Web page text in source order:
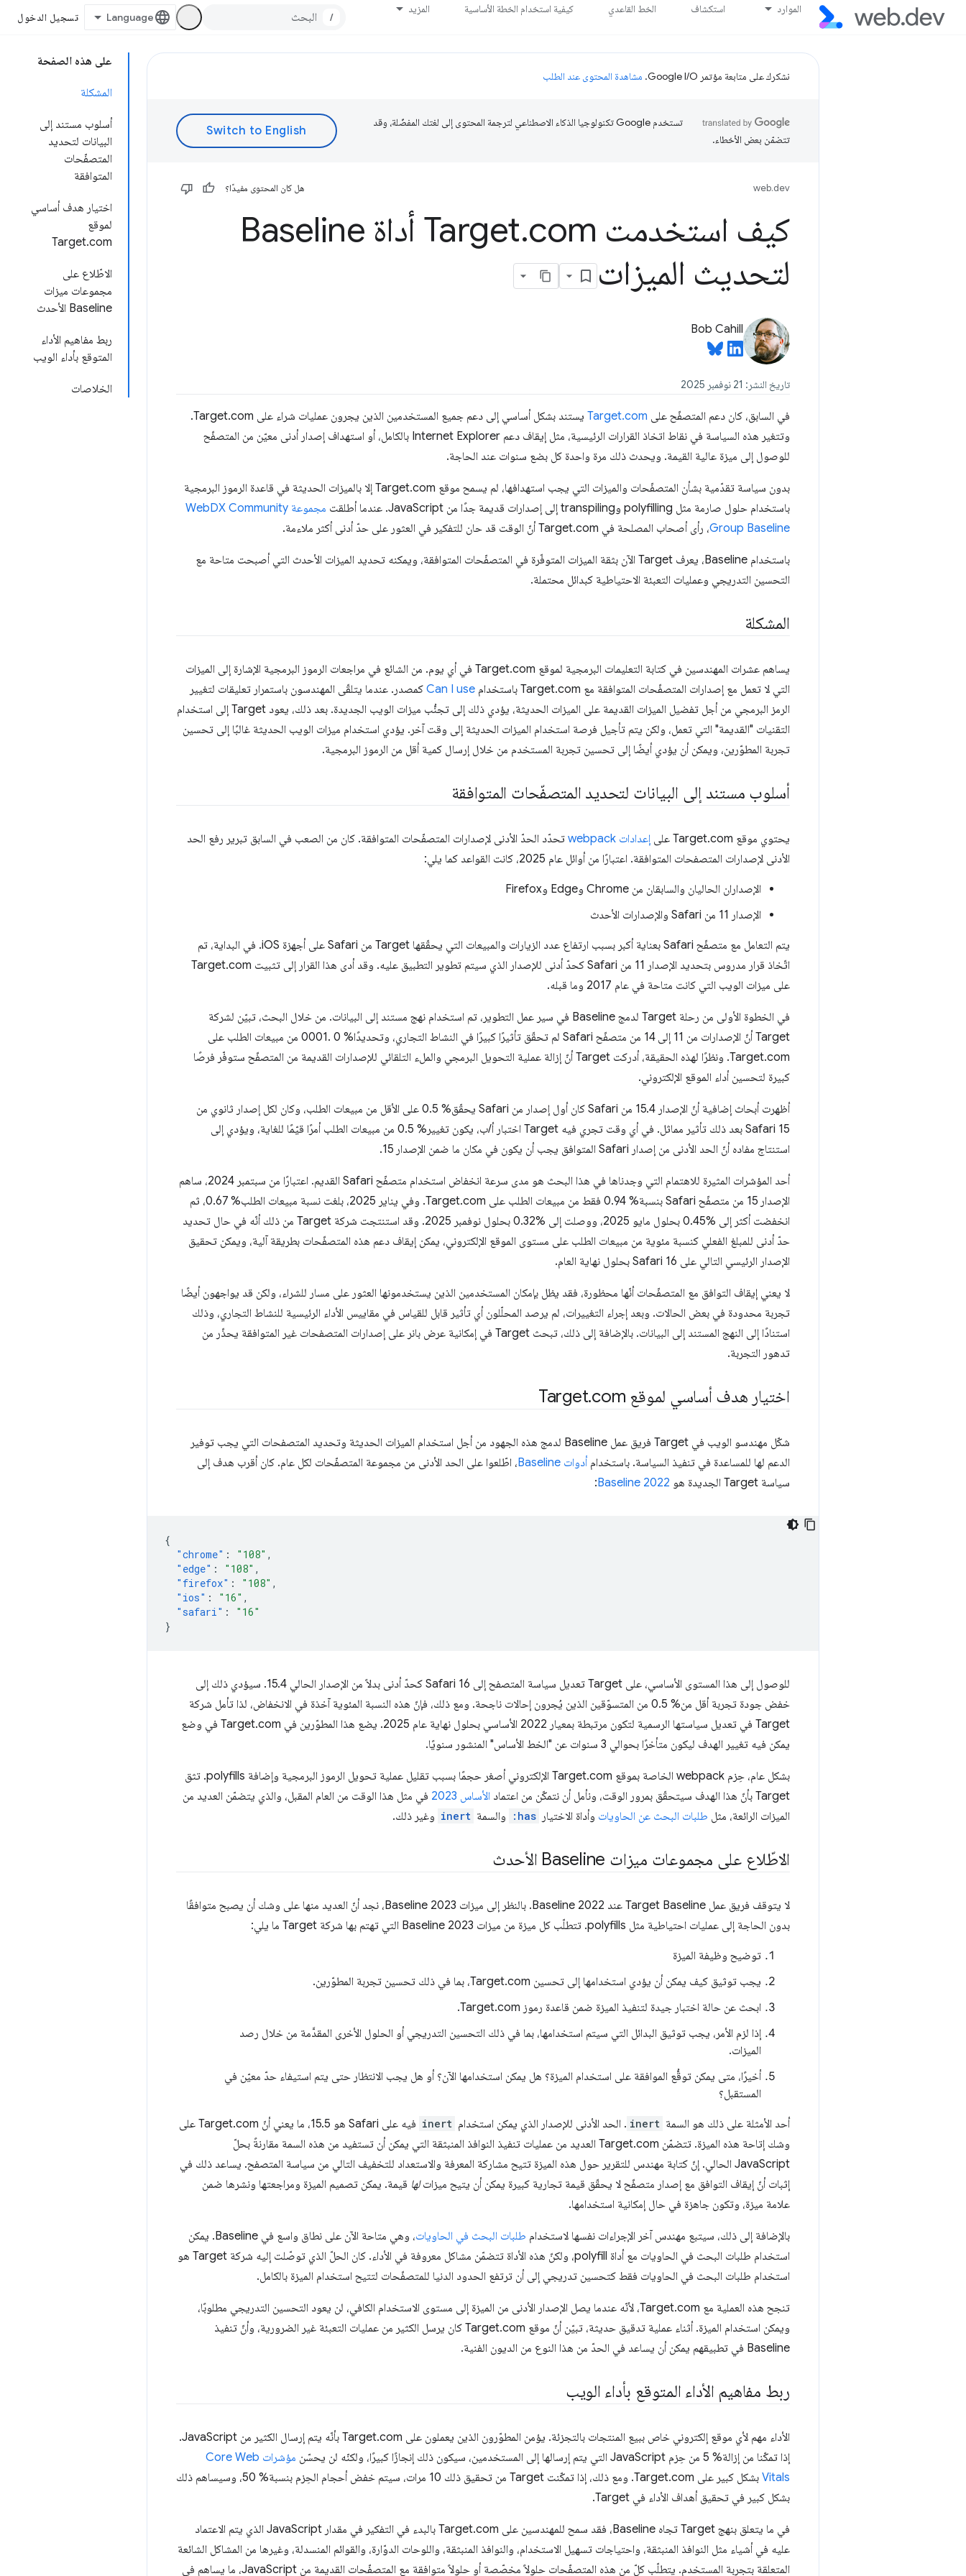
الموارد استكشاف الخط القاعدي كيفية استخدام الخطة الأساسية المزيد
/ تسجيل الدخول
على هذه الصفحة
المشكلة
أسلوب مستند إلى
البيانات لتحديد
المتصفّحات
المتوافقة
اختيار هدف أساسي
لموقع
Target.com
الاطّلاع على
مجموعات ميزات
Baseline الأحدث
ربط مفاهيم الأداء
المتوقع بأداء الويب
الخلاصات
نشكرك على متابعة مؤتمر Google I/O. مشاهدة المحتوى عند الطلب
تستخدم Google تكنولوجيا الذكاء الاصطناعي لترجمة المحتوى إلى لغتك المفضّلة، وقد
تتضمّن بعض الأخطاء.
web.dev هل كان المحتوى مفيدًا؟
كيف استخدمت Target .
com أداة Baseline
لتحديث الميزات
Bob Cahill
تاريخ النشر: 21 نوفمبر 2025
في السابق، كان دعم المتصفّح على Target.com
يستند بشكل أساسي إلى دعم جميع المستخدمين الذين يجرون عمليات شراء على Target.com.
وتتغير هذه السياسة في نقاط اتخاذ القرارات الرئيسية، مثل إيقاف دعم Internet Explorer بالكامل، أو استهداف إصدار أدنى معيّن من المتصفّح
للوصول إلى ميزة عالية القيمة. ويحدث ذلك مرة واحدة كل بضع سنوات عند الحاجة.
بدون سياسة تقدّمية بشأن المتصفّحات والميزات التي يجب استهدافها، لم يسمح موقع Target.com إلا بالميزات الحديثة في قاعدة الرموز البرمجية
باستخدام حلول صارمة مثل polyfilling وtranspiling إلى إصدارات قديمة جدًا من JavaScript. عندما أطلقت
مجموعة WebDX Community
Group Baseline ، رأى أصحاب المصلحة في Target.com أنّ الوقت قد حان للتفكير في العثور على حدّ أدنى أكثر ملاءمة.
باستخدام Baseline، يعرف Target الآن بثقة الميزات المتوفّرة في المتصفّحات المتوافقة، ويمكنه تحديد الميزات الأحدث التي أصبحت متاحة مع
التحسين التدريجي وعمليات التعبئة الاحتياطية كبدائل محتملة.
المشكلة
يساهم عشرات المهندسين في كتابة التعليمات البرمجية لموقع Target.com في أي يوم. من الشائع في مراجعات الرموز البرمجية الإشارة إلى الميزات
التي لا تعمل مع إصدارات المتصفّحات المتوافقة مع Target.com باستخدام
Can I use كمصدر. عندما يتلقّى المهندسون باستمرار تعليقات لتغيير
الرمز البرمجي من أجل تفضيل الميزات القديمة على الميزات الحديثة، يؤدي ذلك إلى تجنُّب ميزات الويب الجديدة. بعد ذلك، يعود Target إلى استخدام
التقنيات "القديمة" التي تعمل، ولكن يتم تأجيل فرصة استخدام الميزات الحديثة إلى وقت آخر. يؤدي استخدام ميزات الويب الحديثة غالبًا إلى تحسين
تجربة المطوّرين، ويمكن أن يؤدي أيضًا إلى تحسين تجربة المستخدم من خلال إرسال كمية أقل من الرموز البرمجية.
أسلوب مستند إلى البيانات لتحديد المتصفّحات المتوافقة
يحتوي موقع Target.com على إعدادات webpack
تحدّد الحدّ الأدنى لإصدارات المتصفّحات المتوافقة. كان من الصعب في السابق تبرير رفع الحد
الأدنى لإصدارات المتصفحات المتوافقة. اعتبارًا من أوائل عام 2025، كانت القواعد كما يلي:
الإصداران الحاليان والسابقان من Chrome وEdge وFirefox
الإصدار 11 من Safari والإصدارات الأحدث
يتم التعامل مع متصفّح Safari بعناية أكبر بسبب ارتفاع عدد الزيارات والمبيعات التي يحقّقها Target من Safari على أجهزة iOS. في البداية، تم
اتّخاذ قرار مدروس بتحديد الإصدار 11 من Safari كحدّ أدنى للإصدار الذي سيتم تطوير التطبيق عليه. وقد أدى هذا القرار إلى تثبيت Target.com
على ميزات الويب التي كانت متاحة في عام 2017 وما قبله.
في الخطوة الأولى من رحلة Target لدمج Baseline في سير عمل التطوير، تم استخدام نهج مستند إلى البيانات. من خلال البحث، تبيّن لشركة
Target أنّ الإصدارات من 11 إلى 14 من متصفّح Safari لم تحقّق تأثيرًا كبيرًا في النشاط التجاري، وتحديدًا% 0 .0001 من مبيعات الطلب على
Target.com. ونظرًا لهذه الحقيقة، أدركت Target أنّ إزالة عملية التحويل البرمجي والملء التلقائي للإصدارات القديمة من المتصفّح ستوفّر فرصًا
كبيرة لتحسين أداء الموقع الإلكتروني.
أظهرت أبحاث إضافية أنّ الإصدار 15.4 من Safari كان أول إصدار من Safari يحقّق% 0.5 على الأقل من مبيعات الطلب، وكان لكل إصدار ثانوي من
Safari 15 بعد ذلك تأثير مماثل. في أي وقت تجري فيه Target اختبار أ/ب، يكون تغيير% 0.5 من مبيعات الطلب أمرًا قيّمًا للغاية، ويؤدي إلى
استنتاج مفاده أنّ الحد الأدنى من إصدار Safari المتوافق يجب أن يكون في مكان ما ضمن الإصدار 15.
أحد المؤشرات المثيرة للاهتمام التي وجدناها في هذا البحث هو مدى سرعة انخفاض استخدام متصفّح Safari القديم. اعتبارًا من سبتمبر 2024، ساهم
الإصدار 15 من متصفّح Safari بنسبة% 0.94 فقط من مبيعات الطلب على Target.com. وفي يناير 2025، بلغت نسبة مبيعات الطلب% 0.67، ثم
انخفضت أكثر إلى %0.45 بحلول مايو 2025، ووصلت إلى %0.32 بحلول نوفمبر 2025. وقد استنتجت شركة Target من ذلك أنّه في حال تحديد
حدّ أدنى للمبلغ الفعلي كنسبة مئوية من مبيعات الطلب على مستوى الموقع الإلكتروني، يمكن إيقاف دعم هذه المتصفّحات بطريقة آلية، ويمكن تحقيق
الإصدار الرئيسي التالي على Safari 16 بحلول نهاية العام.
لا يعني إيقاف التوافق مع المتصفّحات أنّها محظورة، فقد يظل بإمكان المستخدمين الذين يستخدمونها العثور على مسار للشراء، ولكن قد يواجهون أيضًا
تجربة محدودة في بعض الحالات. وبعد إجراء التغييرات، لم يرصد المحلّلون أي تأثير قابل للقياس في مقاييس الأداء الرئيسية للنشاط التجاري، وذلك
استنادًا إلى النهج المستند إلى البيانات. بالإضافة إلى ذلك، تبحث Target في إمكانية عرض بانر على إصدارات المتصفحات غير المتوافقة يحذّر من
تدهور التجربة.
اختيار هدف أساسي لموقع Target .com
شكّل مهندسو الويب في Target فريق عمل Baseline لدمج هذه الجهود من أجل استخدام الميزات الحديثة وتحديد المتصفحات التي يجب توفير
الدعم لها للمساعدة في تنفيذ السياسة. باستخدام أدوات Baseline
، اطّلعوا على الحد الأدنى من مجموعة المتصفّحات لكل عام. كان أقرب هدف إلى
سياسة Target الجديدة هو
Baseline 2022
:
{
"chrome" : "108" ,
"edge" : "108" ,
"firefox" : "108" ,
"ios" : "16" ,
"safari" :
"16"
}
للوصول إلى هذا المستوى الأساسي، على Target تعديل سياسة المتصفح إلى Safari 16 كحدّ أدنى بدلاً من الإصدار الحالي 15.4. سيؤدي ذلك إلى
خفض جودة تجربة أقل من% 0.5 من المتسوّقين الذين يُجرون إحالات ناجحة. ومع ذلك، فإنّ هذه النسبة المئوية آخذة في الانخفاض، لذا تأمل شركة
Target في تعديل سياستها الرسمية لتكون مرتبطة بمعيار 2022 الأساسي بحلول نهاية عام 2025. يضع هذا المطوّرين في Target.com في وضع
يمكن فيه تغيير الهدف ليكون متأخرًا بحوالي 3 سنوات عن "الخط الأساس" المنشور سنويًا.
بشكل عام، حِزم webpack الخاصة بموقع Target.com الإلكتروني أصغر حجمًا بسبب تقليل عملية تحويل الرموز البرمجية وإضافة polyfills. تثق
Target بأنّ هذا الهدف سيتحقّق بمرور الوقت، ونأمل أن نتمكّن من اعتماد
الأساس 2023
في مثل هذا الوقت من العام المقبل، والذي يتضمّن العديد من
الميزات الرائعة، مثل طلبات البحث عن الحاويات وأداة الاختيار :has والسمة inert وغير ذلك.
الاطّلاع على مجموعات ميزات Baseline الأحدث
لا يتوقف فريق عمل Target Baseline عند Baseline 2022. بالنظر إلى ميزات Baseline 2023، نجد أنّ العديد منها على وشك أن يصبح متوافقًا
بدون الحاجة إلى عمليات احتياطية مثل polyfills. تتطلّب كل ميزة من ميزات Baseline 2023 التي تهتم بها شركة Target ما يلي:
توضيح وظيفة الميزة
يجب توثيق كيف يمكن أن يؤدي استخدامها إلى تحسين Target.com، بما في ذلك تحسين تجربة المطوّرين.
ابحث عن حالة اختبار جيدة لتنفيذ الميزة ضمن قاعدة رموز Target.com.
إذا لزم الأمر، يجب توثيق البدائل التي سيتم استخدامها، بما في ذلك التحسين التدريجي أو الحلول الأخرى المقدَّمة من خلال رصد
الميزات.
أخيرًا، متى يمكن توقُّع الموافقة على استخدام الميزة؟ هل يمكن استخدامها الآن؟ أو هل يجب الانتظار حتى يتم استيفاء حدّ معيّن في
المستقبل؟
أحد الأمثلة على ذلك هو السمة inert . الحد الأدنى للإصدار الذي يمكن استخدام inert
فيه على Safari هو 15.5، ما يعني أنّ Target.com على
وشك إتاحة هذه الميزة. تتضمّن Target.com العديد من عمليات تنفيذ النوافذ المنبثقة التي يمكن أن تستفيد من هذه السمة مقارنةً بحلّ
JavaScript الحالي. إنّ كتابة مهندس للتقرير حول هذه الميزة تتيح مشاركة المعرفة والاستعداد للتخفيف التالي من سياسة المتصفح. يساعد ذلك في
إثبات أنّ إيقاف التوافق مع إصدار متصفّح لا يحقّق قيمة تجارية كبيرة يمكن أن يتيح ميزاتلها قيمة. يمكن تصميم الميزة ومراجعتها ونشرها ضمن
علامة ميزة، وتكون جاهزة في حال إمكانية استخدامها.
بالإضافة إلى ذلك، سيتبع مهندس آخر الإجراءات نفسها لاستخدام طلبات البحث في الحاويات
، وهي متاحة الآن على نطاق واسع في Baseline. يمكن
استخدام طلبات البحث في الحاويات مع أداة polyfill، ولكنّ هذه الأداة تتضمّن مشاكل معروفة في الأداء. كان الحلّ الذي توصّلت إليه شركة Target هو
استخدام طلبات البحث في الحاويات فقط كتحسين تدريجي إلى أن ترتفع الحدود الدنيا للمتصفّحات لتتيح استخدام الميزة بالكامل.
تنجح هذه العملية مع Target.com، لأنّه عندما يصل الإصدار الأدنى من الميزة إلى مستوى الاستخدام الكافي، لن يعود التحسين التدريجي مطلوبًا،
ويمكن استخدام الميزة. أثناء عملية تدقيق حديثة، تبيّن أنّ موقع Target.com كان يرسل الكثير من عمليات التعبئة غير الضرورية، وأنّ تنفيذ
Baseline في تطبيقهم يمكن أن يساعد في الحدّ من هذا النوع من الديون الفنية.
ربط مفاهيم الأداء المتوقع بأداء الويب
الأداء مهم لأي موقع إلكتروني خاص ببيع المنتجات بالتجزئة. يؤمن المطوّرون الذين يعملون على Target.com بأنّه يتم إرسال الكثير من JavaScript.
إذا تمكّنا من إزالة% 5 من حِزم JavaScript التي يتم إرسالها إلى المستخدمين، سيكون ذلك إنجازًا كبيرًا، ولكنّه لن يحسّن
مؤشرات Core Web
Vitals
بشكل كبير على Target.com. ومع ذلك، إذا تمكّنت Target من تحقيق ذلك 10 مرات، سيتم خفض أحجام الحِزم بنسبة% 50، وسيساهم ذلك
بشكل كبير في تحقيق أهداف الأداء في Target.
في ما يتعلق بنهج Target تجاه Baseline، فقد سمح للمهندسين على Target.com بالبدء في التفكير في مقدار JavaScript الذي يتم الاعتماد
عليه في أشياء مثل النوافذ المنبثقة، واحتياجات تسهيل الاستخدام، والنوافذ المنبثقة، واللوحات الدوّارة، والقوائم المنسدلة، وغيرها من المشاكل الشائعة
المتعلقة بتجربة المستخدم. يتطلّب كلّ من هذه المتصفّحات حلولاً مخصّصة أو حلولاً متوافقة مع المتصفّحات القديمة من JavaScript، ما يساهم في